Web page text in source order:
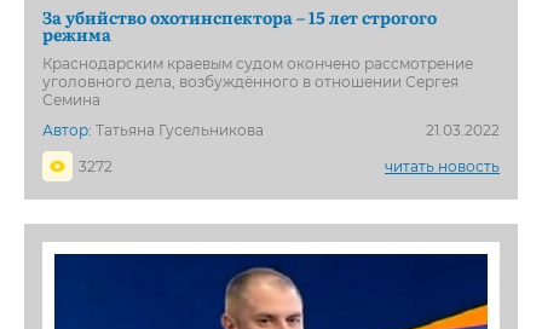
За убийство охотинспектора – 15 лет строгого
режима
Краснодарским краевым судом окончено рассмотрение
уголовного дела, возбуждённого в отношении Сергея
Семина
Автор: Татьяна Гусельникова
21.03.2022
3272
читать новость